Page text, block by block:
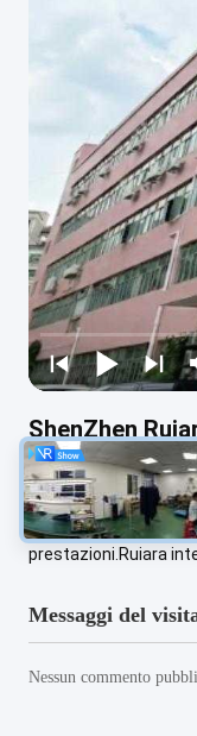
ShenZhen
Shenzhen Ruiara
prestazioni.Ruiara
Messaggi del
Nessun commento